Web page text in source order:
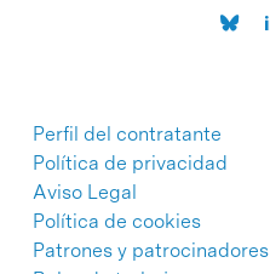
Perfil del contratante
Política de privacidad
Aviso Legal
Política de cookies
Patrones y patrocinadores